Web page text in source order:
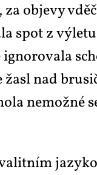
, za ob­je­vy
spot z vý­le­tu
nad
ne­mož­né